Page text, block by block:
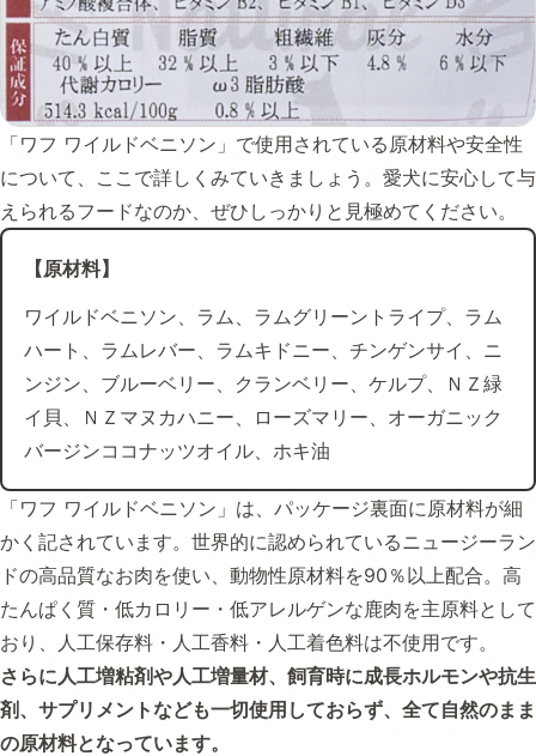
「ワフ ワイルドベニソン」で使用されている原材料や安全性
について、ここで詳しくみていきましょう。愛犬に安心して与
えられるフードなのか、ぜひしっかりと見極めてください。
【原材料】
ワイルドベニソン、ラム、ラムグリーントライプ、ラム
ハート、ラムレバー、ラムキドニー、チンゲンサイ、ニ
ンジン、ブルーベリー、クランベリー、ケルプ、ＮＺ緑
イ貝、ＮＺマヌカハニー、ローズマリー、オーガニック
バージンココナッツオイル、ホキ油
「ワフ ワイルドベニソン」は、パッケージ裏面に原材料が細
かく記されています。世界的に認められているニュージーラン
ドの高品質なお肉を使い、動物性原材料を90％以上配合。高
たんぱく質・低カロリー・低アレルゲンな鹿肉を主原料として
おり、人工保存料・人工香料・人工着色料は不使用です。
さらに人工増粘剤や人工増量材、飼育時に成長ホルモンや抗生
剤、サプリメントなども一切使用しておらず、全て自然のまま
の原材料となっています。